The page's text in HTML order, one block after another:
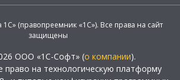
(правопреемник «1С»). Все права на сайт
защищены
ООО «1С-Софт» (о компании).
право на технологическую платформу